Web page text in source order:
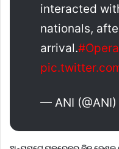
interacted
nationals,
arrival.
— ANI (@ANI)